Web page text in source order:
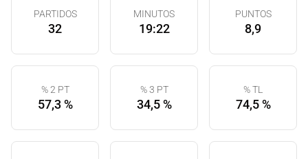
PARTIDOS
32
MINUTOS
19:22
PUNTOS
8,9
% 2 PT
57,3 %
% 3 PT
34,5 %
% TL
74,5 %